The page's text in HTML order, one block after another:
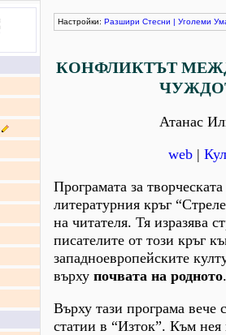
Настройки: Разшири Стесни | Уголеми
КОНФЛИКТЪТ
Атанас
web |
Програмата за
литературния кръг
на читателя. Тя изразява
писателите от този кръг
западноевропейските
върху почвата на родното.
Върху тази програма вече
статии в “Изток”. Към нея